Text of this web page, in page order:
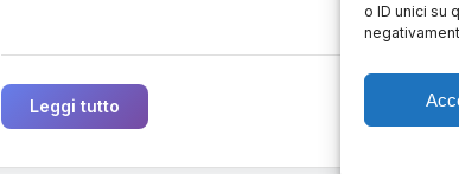
o ID unici su
Leggi tutto